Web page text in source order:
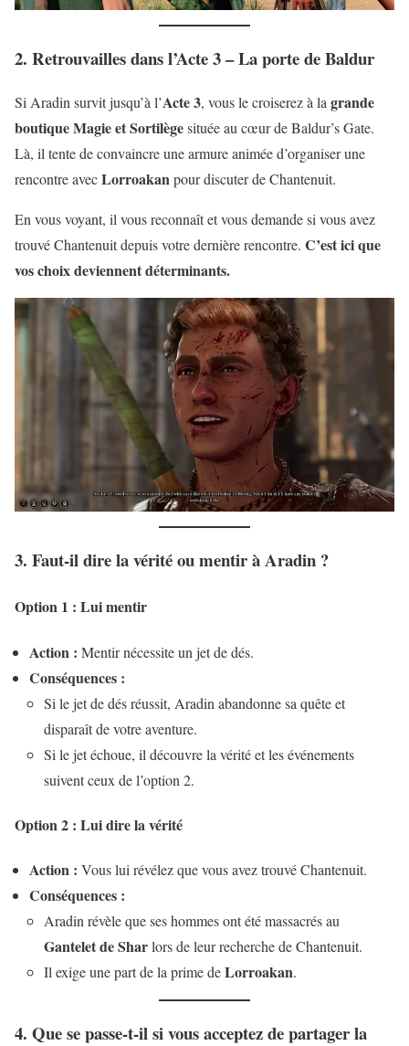
2. Retrouvailles dans l’Acte 3 – La porte de Baldur
Si Aradin survit jusqu’à l’Acte 3, vous le croiserez à lagrande
boutique Magie et Sortilègesituée au cœur de Baldur’s Gate.
Là, il tente de convaincre une armure animée d’organiser une
rencontre avecLorroakanpour discuter de Chantenuit.
En vous voyant, il vous reconnaît et vous demande si vous avez
trouvé Chantenuit depuis votre dernière rencontre. C’est ici que
vos choix deviennent déterminants.
3. Faut-il dire la vérité ou mentir à Aradin ?
Option 1 : Lui mentir
Action : Mentir nécessite un jet de dés.
Conséquences :
Si le jet de dés réussit, Aradin abandonne sa quête et
disparaît de votre aventure.
Si le jet échoue, il découvre la vérité et les événements
suivent ceux de l’option 2.
Option 2 : Lui dire la vérité
Action : Vous lui révélez que vous avez trouvé Chantenuit.
Conséquences :
Aradin révèle que ses hommes ont été massacrés au
Gantelet de Sharlors de leur recherche de Chantenuit.
Il exige une part de la prime deLorroakan.
4. Que se passe-t-il si vous acceptez de partager la